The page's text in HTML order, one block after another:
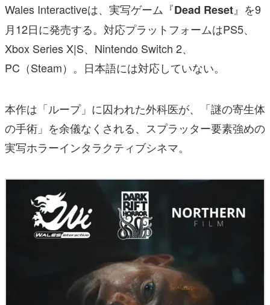
その他
電ファミニコゲーマーとは？
運営：株式会社マレ
Wales Interactiveは、実写ゲーム『Dead Reset』を9
月12日に発売する。対応プラットフォームはPS5、
Xbox Series X|S、Nintendo Switch 2、
PC（Steam）。日本語には対応していない。
本作は「ループ」に囚われた外科医が、「謎の寄生体
の手術」を余儀なくされる、スプラッター要素強めの
実写ホラーインタラクティブシネマ。